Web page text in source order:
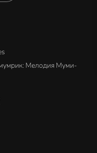
Мелодия Муми-